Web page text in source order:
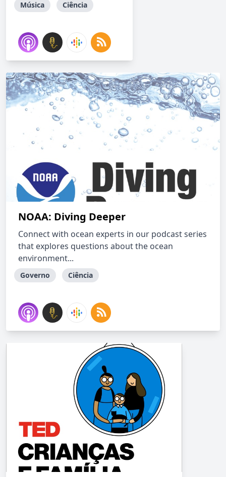
Música Ciência
NOAA: Diving Deeper
Connect with ocean experts in our podcast series
that explores questions about the ocean
environment...
Governo Ciência